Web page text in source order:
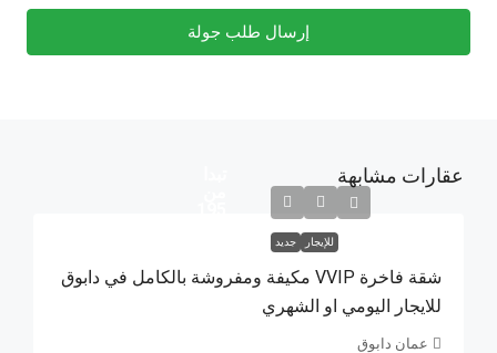
إرسال طلب جولة
عقارات مشابهة
للإيجار جديد
شقة فاخرة VVIP مكيفة ومفروشة بالكامل في دابوق
للايجار اليومي او الشهري
عمان دابوق